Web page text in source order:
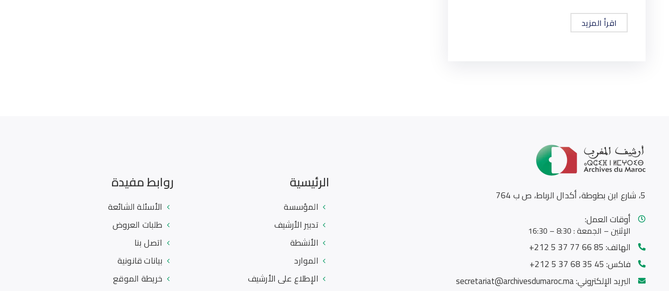
اقرأ المزيد
5، شارع ابن بطوطة، أكدال الرباط، ص ب 764
أوقات العمل:
الإثنين – الجمعة : 8:30 – 16:30
الهاتف:85 66 77 37 5 212+
فاكس:45 35 68 37 5 212+
البريد الإلكتروني:secretariat@archivesdumaroc.ma
الرئيسية
المؤسسة
تدبير الأرشيف
الأنشطة
الموارد
الإطلاع على الأرشيف
روابط مفيدة
الأسئلة الشائعة
طلبات العروض
اتصل بنا
بيانات قانونية
خريطة الموقع